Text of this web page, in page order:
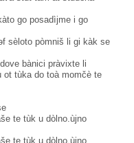
go posadìjme i go
sèloto pòmniš li gi kàk se
bànici pràvixte li
ot tùka do toà momčè te
te tùk u dòlno.ùjno
te tùk u dòlno.ùjno